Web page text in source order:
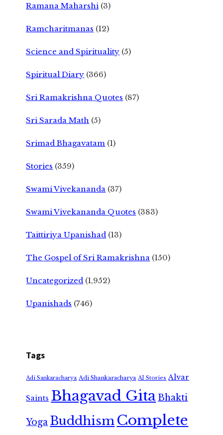
Ramana Maharshi (3)
Ramcharitmanas (12)
Science and Spirituality (5)
Spiritual Diary (366)
Sri Ramakrishna Quotes (87)
Sri Sarada Math (5)
Srimad Bhagavatam (1)
Stories (359)
Swami Vivekananda (37)
Swami Vivekananda Quotes (383)
Taittiriya Upanishad (13)
The Gospel of Sri Ramakrishna (150)
Uncategorized (1,952)
Upanishads (746)
Tags
Adi Sankaracharya Adi Shankaracharya AI Stories Alvar
Saints Bhagavad GitaBhakti
Yoga Buddhism Complete